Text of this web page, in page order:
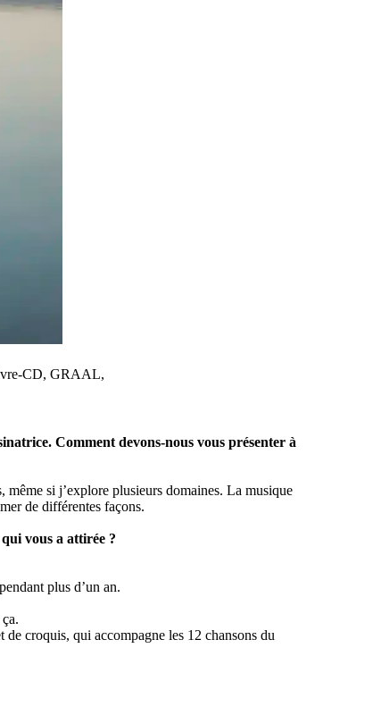
CD, GRAAL,
Comment devons-nous vous présenter à
si j’explore plusieurs domaines. La musique
de différentes façons.
vous a attirée ?
plus d’un an.
croquis, qui accompagne les 12 chansons du